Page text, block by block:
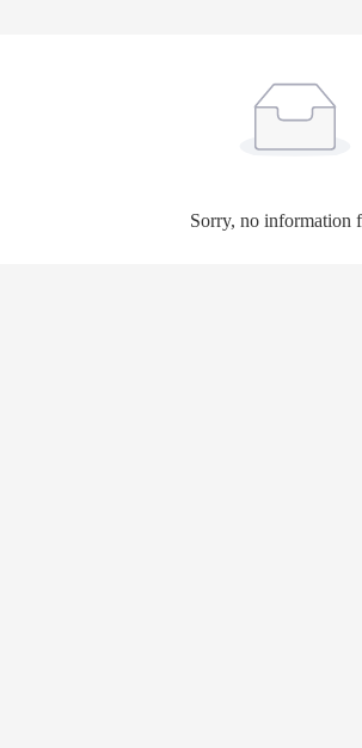
Sorry, no information